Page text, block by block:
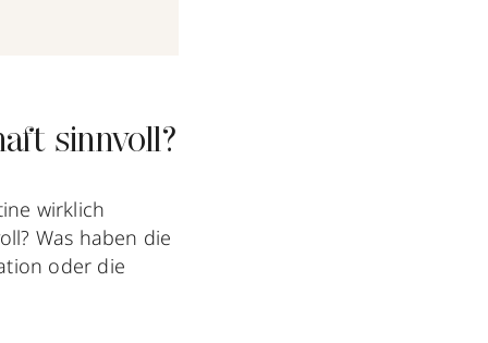
sinnvoll?
wirklich
Was haben die
oder die